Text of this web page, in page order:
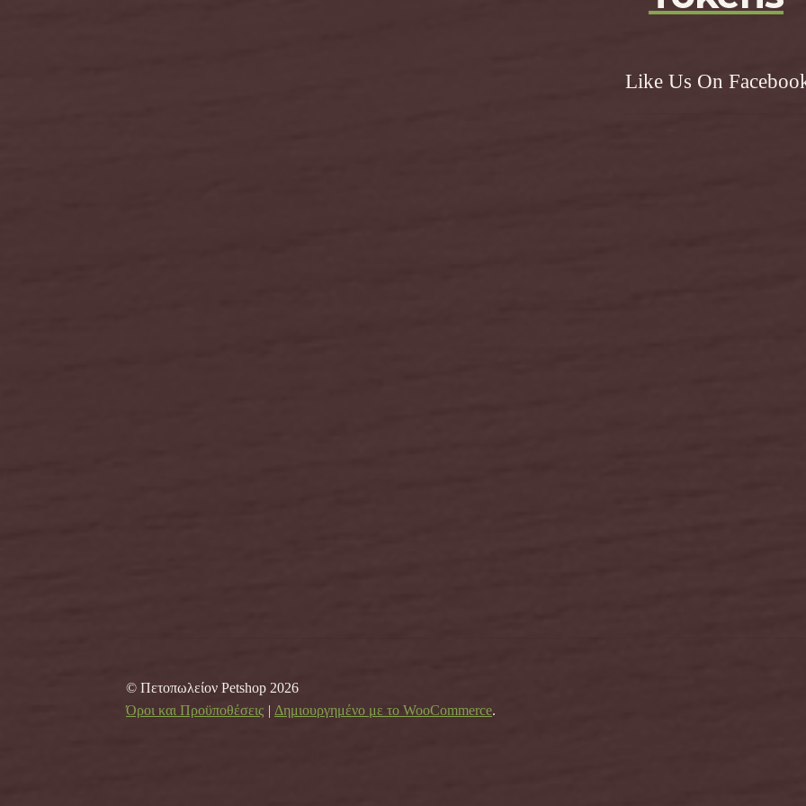
Like Us On
© Πετοπωλείον Petshop 2026
Όροι και Προϋποθέσεις
Δημιουργημένο με το WooCommerce.